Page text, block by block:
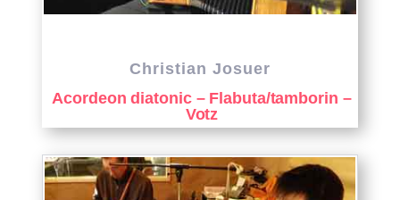
Christian Josuer
Acordeon diatonic – Flabuta/tamborin –
Votz